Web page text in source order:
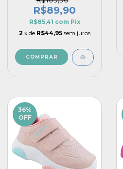
R$89,90
R$85,41 com Pix
2 x de R$44,95 sem juros
COMPRAR
36%
OFF